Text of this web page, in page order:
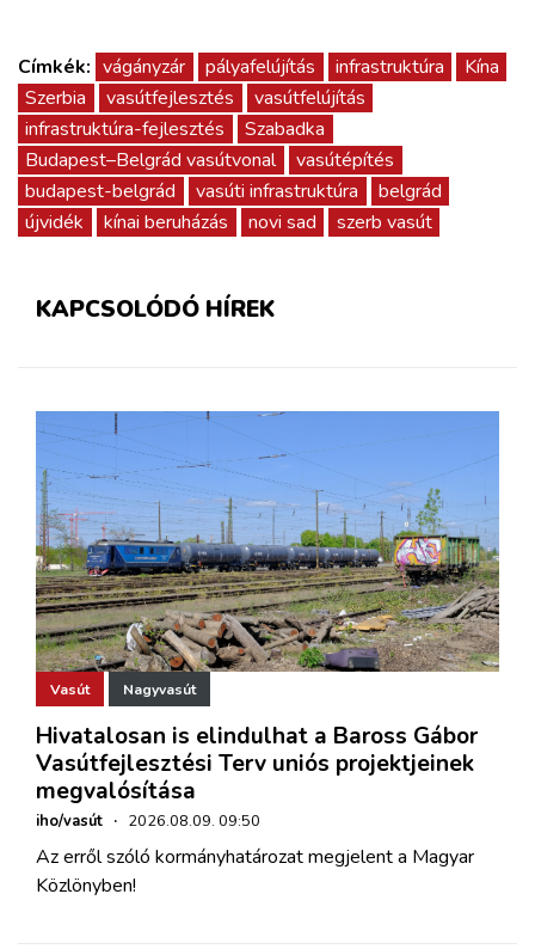
Címkék: vágányzár pályafelújítás infrastruktúra
Kína
Szerbia
vasútfejlesztés
vasútfelújítás
infrastruktúra-fejlesztés
Szabadka
Budapest–Belgrád vasútvonal
vasútépítés
budapest-belgrád
vasúti infrastruktúra
belgrád
újvidék
kínai beruházás novi sad szerb vasút
KAPCSOLÓDÓ HÍREK
Vasút Nagyvasút
Hivatalosan is elindulhat a Baross Gábor
Vasútfejlesztési Terv uniós projektjeinek
megvalósítása
iho/vasút · 2026.08.09. 09:50
Az erről szóló kormányhatározat megjelent a Magyar
Közlönyben!